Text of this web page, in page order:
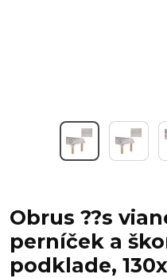
Obrus ??s
perníček a
podklade,